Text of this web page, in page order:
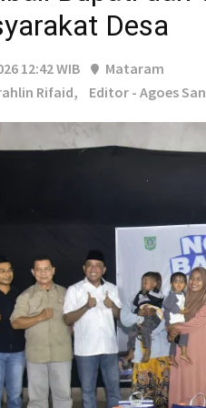
Desa
12:42 WIB
Mataram
Rifaid,
Editor - Agoes